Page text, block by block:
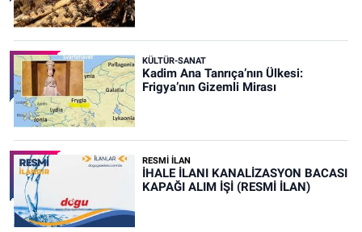
KÜLTÜR-SANAT
Kadim Ana Tanrıça’nın Ülkesi:
Frigya’nın Gizemli Mirası
RESMİ İLAN
İHALE İLANI KANALİZASYON BACASI
KAPAĞI ALIM İŞİ (RESMİ İLAN)